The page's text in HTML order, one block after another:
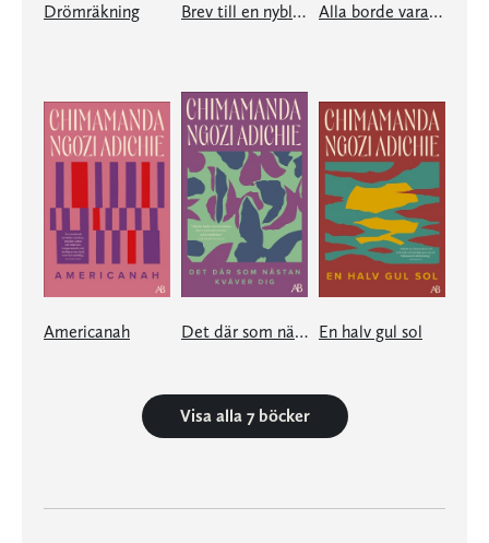
Drömräkning Brev till en nybliven förälder Alla borde vara feminister
Americanah Det där som nästan kväver dig En halv gul sol
Visa alla 7 böcker